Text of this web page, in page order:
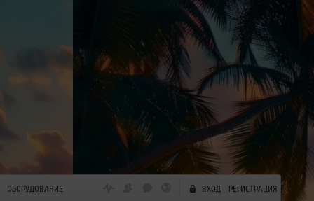
ОБОРУДОВАНИЕ ВХОД РЕГИСТРАЦИЯ